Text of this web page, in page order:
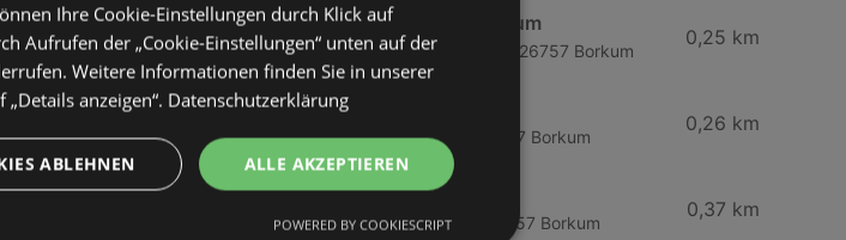
Künstlerklause Borkum
Franz-Habich-Straße 2, 26757 Borkum
0,25 km
Seekiste
Bismarckstraße 3, 26757 Borkum
0,26 km
Pferdestall
Bismarckstraße 20, 26757 Borkum
0,37 km
Ihre Cookie-Einstellungen durch Klick auf
Aufrufen der „Cookie-Einstellungen“ unten auf der
Weitere Informationen finden Sie in unserer
anzeigen“. Datenschutzerklärung
ALLE AKZEPTIEREN
ABLEHNEN
POWERED BY COOKIESCRIPT